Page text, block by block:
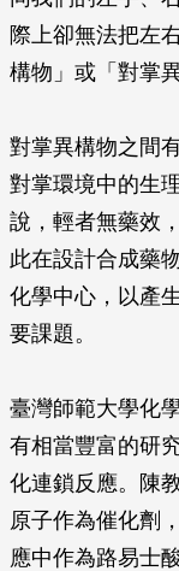
際上卻無法把左
構物」或「對掌
對掌異構物之間
對掌環境中的生
說，輕者無藥效
此在設計合成藥
化學中心，以產
要課題。
臺灣師範大學化
有相當豐富的研
化連鎖反應。陳
原子作為催化劑
應中作為路易士